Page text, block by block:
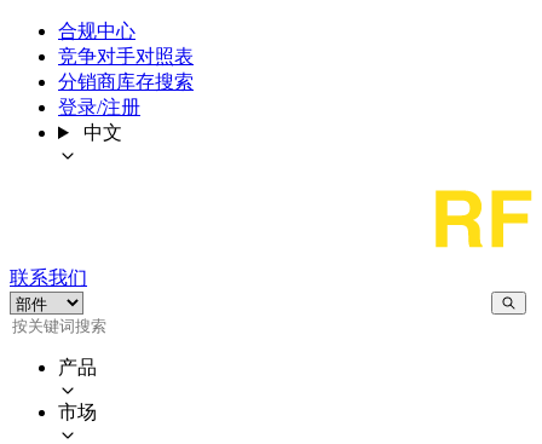
合规中心
竞争对手对照表
分销商库存搜索
登录/注册
中文
联系我们
产品
市场